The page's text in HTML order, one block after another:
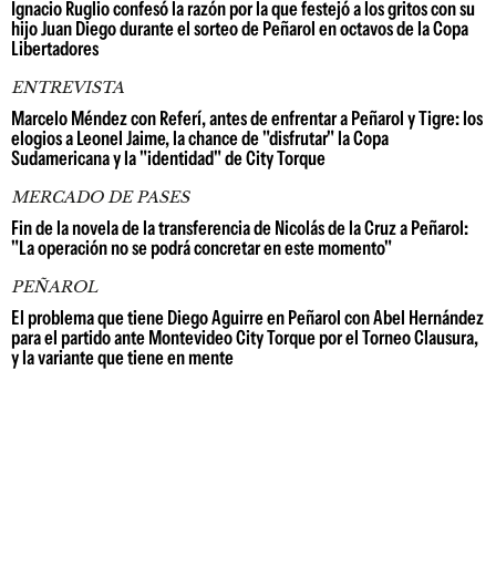
Ignacio Ruglio confesó la razón por la que festejó a los gritos con su
hijo Juan Diego durante el sorteo de Peñarol en octavos de la Copa
Libertadores
ENTREVISTA
Marcelo Méndez con Referí, antes de enfrentar a Peñarol y Tigre: los
elogios a Leonel Jaime, la chance de "disfrutar" la Copa
Sudamericana y la "identidad" de City Torque
MERCADO DE PASES
Fin de la novela de la transferencia de Nicolás de la Cruz a Peñarol:
"La operación no se podrá concretar en este momento"
PEÑAROL
El problema que tiene Diego Aguirre en Peñarol con Abel Hernández
para el partido ante Montevideo City Torque por el Torneo Clausura,
y la variante que tiene en mente